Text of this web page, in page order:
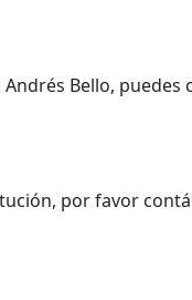
Bello,
por favor